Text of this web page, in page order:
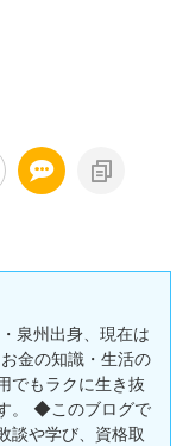
泉州出身、現在は
金の知識・生活の
でもラクに生き抜
。 ◆このブログで
談や学び、資格取